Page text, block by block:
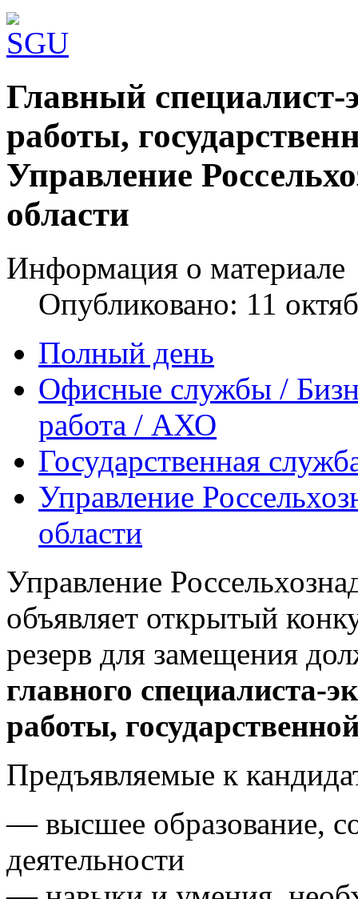
Шаблоны Joomla 3 здесь:
Главный специалист-
работы,
Управление
области
Информация о материале
Опубликовано: 11
Полный день
Офисные службы /
работа / АХО
Государственная
Управление
области
Управление
объявляет открытый
резерв для замещения
главного специалиста-
работы,
Предъявляемые к
— высшее образование,
деятельности